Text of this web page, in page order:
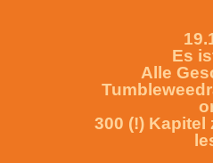
Es
Alle
300 (!) Kapitel